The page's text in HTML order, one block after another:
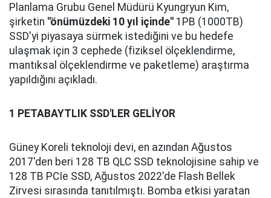
Planlama Grubu Genel Müdürü Kyungryun Kim,
şirketin "önümüzdeki 10 yıl içinde" 1PB (1000TB)
SSD'yi piyasaya sürmek istediğini ve bu hedefe
ulaşmak için 3 cephede (fiziksel ölçeklendirme,
mantıksal ölçeklendirme ve paketleme) araştırma
yapıldığını açıkladı.
1 PETABAYTLIK SSD'LER GELİYOR
Güney Koreli teknoloji devi, en azından Ağustos
2017'den beri 128 TB QLC SSD teknolojisine sahip ve
128 TB PCIe SSD, Ağustos 2022'de Flash Bellek
Zirvesi sırasında tanıtılmıştı. Bomba etkisi yaratan